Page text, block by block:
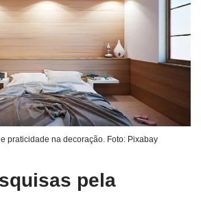
praticidade na decoração. Foto: Pixabay
pela